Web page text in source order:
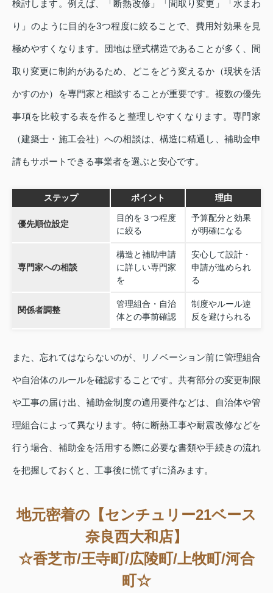
検討します。例えば、「断熱改修」「間取り変更」「水まわ
り」のように目的を3つ程度に絞ることで、費用対効果を見
極めやすくなります。団地は壁式構造であることが多く、間
取り変更に制約があるため、どこをどう変えるか（現状を活
かすのか）を専門家と相談することが重要です。複数の優先
事項を比較する表を作ると整理しやすくなります。専門家
（建築士・施工会社）への相談は、構造に精通し、補助金申
請もサポートできる事業者を選ぶと安心です。
ステップ ポイント 理由
優先順位設定
目的を３つ程度
に絞る
予算配分と効果
が明確になる
専門家への相談
構造と補助申請
に詳しい専門家
を
安心して設計・
申請が進められ
る
関係者調整
管理組合・自治
体との事前確認
制度やルール違
反を避けられる
また、忘れてはならないのが、リノベーション前に管理組合
や自治体のルールを確認することです。共有部分の変更制限
や工事の届け出、補助金制度の適用要件などは、自治体や管
理組合によって異なります。特に断熱工事や耐震改修などを
行う場合、補助金を活用する際に必要な書類や手続きの流れ
を把握しておくと、工事後に慌てずに済みます。
地元密着の【センチュリー21ベース
奈良西大和店】
☆香芝市/王寺町/広陵町/上牧町/河合
町☆